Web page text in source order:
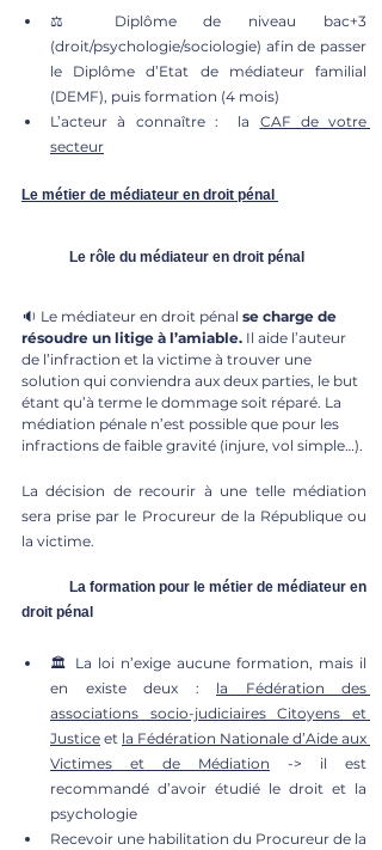
⚖️ Diplôme de niveau bac+3
(droit/psychologie/sociologie) afin de passer
le Diplôme d’Etat de médiateur familial
(DEMF), puis formation (4 mois)
L’acteur à connaître :  la CAF de votre
secteur
Le métier de médiateur en droit pénal
	Le rôle du médiateur en droit pénal
🔉 Le médiateur en droit pénal se charge de
résoudre un litige à l’amiable. Il aide l’auteur
de l’infraction et la victime à trouver une
solution qui conviendra aux deux parties, le but
étant qu’à terme le dommage soit réparé. La
médiation pénale n’est possible que pour les
infractions de faible gravité (injure, vol simple…).
La décision de recourir à une telle médiation
sera prise par le Procureur de la République ou
la victime.
droit pénal
🏛 La loi n’exige aucune formation, mais il
en existe deux : la Fédération des
associations socio-judiciaires Citoyens et
Justice et la Fédération Nationale d’Aide aux
Victimes et de Médiation -> il est
recommandé d’avoir étudié le droit et la
psychologie
Recevoir une habilitation du Procureur de la